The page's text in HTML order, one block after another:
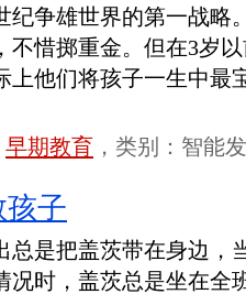
纪争雄世界的第一战略
不惜掷重金。但在3岁
上他们将孩子一生中最
早期教育 ，类别：智能
孩子
总是把盖茨带在身边，
况时，盖茨总是坐在全